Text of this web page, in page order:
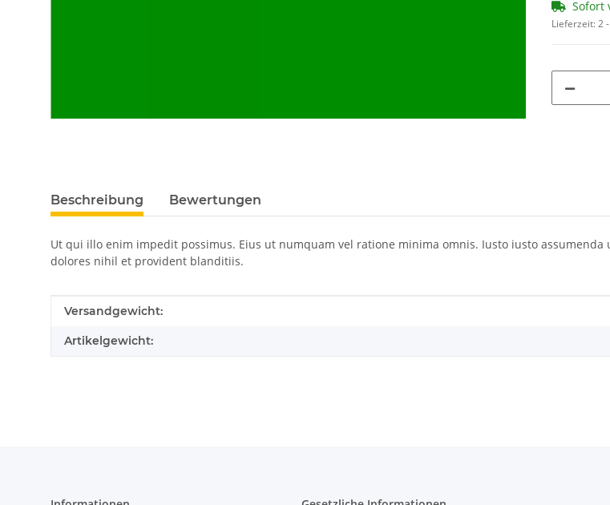
Sofort
Lieferzeit:2
Beschreibung Bewertungen
Ut qui illo enim impedit possimus. Eius ut numquam vel ratione minima omnis. Iusto iusto
dolores nihil et provident blanditiis.
Produkteigenschaft
Wert
Versandgewicht:
Artikelgewicht: